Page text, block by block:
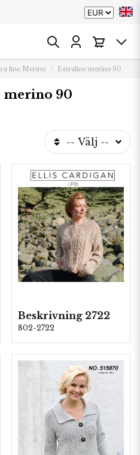
fine Merino Extrafine merino 90
merino 90
-- Välj --
Beskrivning 2722
802-2722